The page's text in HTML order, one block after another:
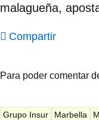
malagueña,
Compartir
Para poder comentar
Grupo Insur Marbella